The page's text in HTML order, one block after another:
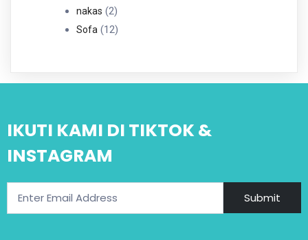
nakas 22
Produk
Sofa 1212
IKUTI KAMI DI TIKTOK &
INSTAGRAM
Submit